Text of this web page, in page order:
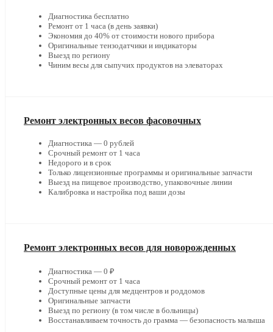
Диагностика бесплатно
Ремонт от 1 часа (в день заявки)
Экономия до 40% от стоимости нового прибора
Оригинальные тензодатчики и индикаторы
Выезд по региону
Чиним весы для сыпучих продуктов на элеваторах
Ремонт электронных весов фасовочных
Диагностика — 0 рублей
Срочный ремонт от 1 часа
Недорого и в срок
Только лицензионные программы и оригинальные запчасти
Выезд на пищевое производство, упаковочные линии
Калибровка и настройка под ваши дозы
Ремонт электронных весов для новорожденных
Диагностика — 0 ₽
Срочный ремонт от 1 часа
Доступные цены для медцентров и роддомов
Оригинальные запчасти
Выезд по региону (в том числе в больницы)
Восстанавливаем точность до грамма — безопасность малыша